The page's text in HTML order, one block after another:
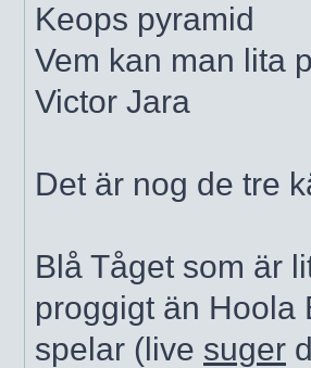
Keops pyramid
Vem kan man lita
Victor Jara
Det är nog de tre
Blå Tåget som är
proggigt än Hoola
spelar (live suger